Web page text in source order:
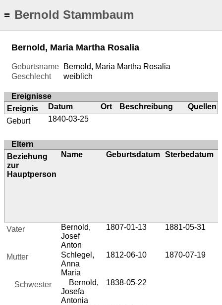
≡ Bernold Stammbaum
Bernold, Maria Martha Rosalia
Geburtsname
Bernold, Maria Martha Rosalia
Geschlecht
weiblich
Ereignisse
Ereignis
Datum Ort Beschreibung
Quellen
Geburt
1840-03-25
Eltern
Beziehung
zur
Hauptperson
Name Geburtsdatum Sterbedatum
Vater
Bernold,
Josef
Anton
1807-01-13 1881-05-31
Mutter
Schlegel,
Anna
Maria
1812-06-10 1870-07-19
Schwester
Bernold,
Josefa
Antonia
1838-05-22